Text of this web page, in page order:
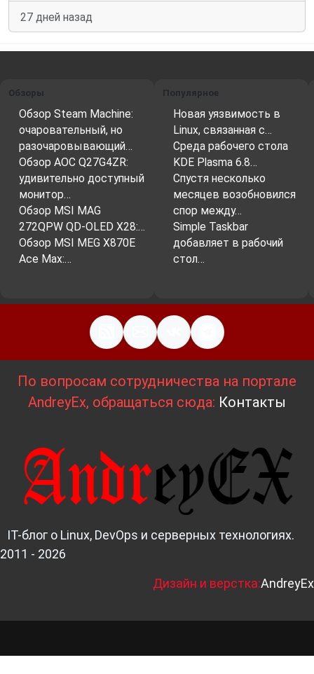
27 дней назад
Обзоры
Обзор Steam Machine:
очаровательный, но
разочаровывающий…
Обзор AOC Q27G4ZR:
удивительно доступный
монитор…
Обзор MSI MAG
272QPW QD-OLED X28:…
Обзор MSI MEG X870E
Ace Max:…
Популярное
Новая уязвимость в
Linux, связанная с…
Среда рабочего стола
KDE Plasma 6.8…
Спустя несколько
месяцев возобновился
спор между…
Simple Taskbar
добавляет в рабочий
стол…
По вопросам сотрудничества на портале
AndreyEx, обращаться сюда: Контакты
IT-блог о Linux, DevOps и серверных технологиях.
2011 - 2026
Дизайн и верстка:AndreyEx